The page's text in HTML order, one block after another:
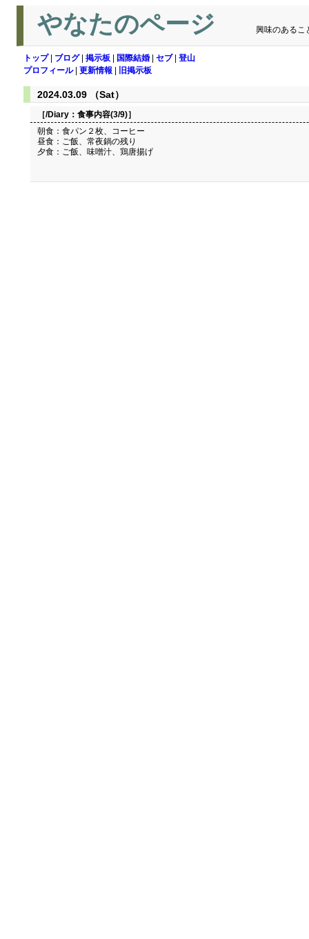
やなたのページ 興味のあるこ
トップ| ブログ| 掲示板 国際結婚 セブ| 登山
プロフィール| 更新情報 旧掲示板
2024.03.09 （Sat）
［/Diary： 食事内容(3/9)］
朝食：食パン２枚、コーヒー
昼食：ご飯、常夜鍋の残り
夕食：ご飯、味噌汁、鶏唐揚げ